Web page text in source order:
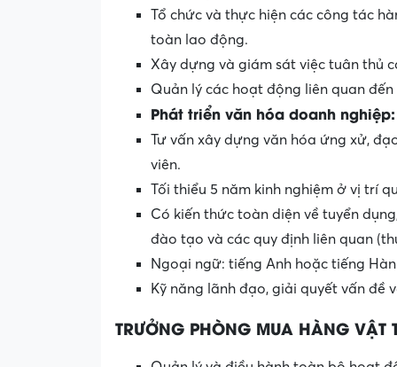
Tổ chức và thực hiện các công tác
toàn lao động.
Xây dựng và giám sát việc tuân thủ
Quản lý các hoạt động liên quan
Phát triển văn hóa doanh nghiệp:
Tư vấn xây dựng văn hóa ứng xử,
viên.
Tối thiểu 5 năm kinh nghiệm ở vị trí
Có kiến thức toàn diện về tuyển
đào tạo và các quy định liên quan
Ngoại ngữ: tiếng Anh hoặc tiếng
Kỹ năng lãnh đạo, giải quyết vấn đề
TRƯỞNG PHÒNG MUA HÀNG VẬT